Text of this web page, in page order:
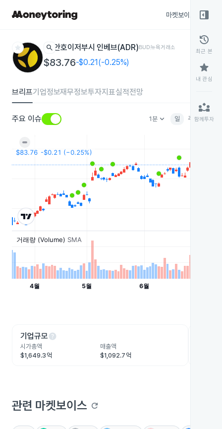
마켓보이스
star search 안호이저부시 인베브(ADR)BUD뉴욕거래소
$83.76-$0.21(-0.25%)
브리프기업정보재무정보투자지표실적전망
주요 이슈 1분keyboard_arrow_down 일 주 월
기업규모help
시가총액
$1,649.3억
매출액
$1,092.7억
관련 마켓보이스 refresh
right_panel_open
history
최근 본
star
내 관심
partner_exchange
함께투자